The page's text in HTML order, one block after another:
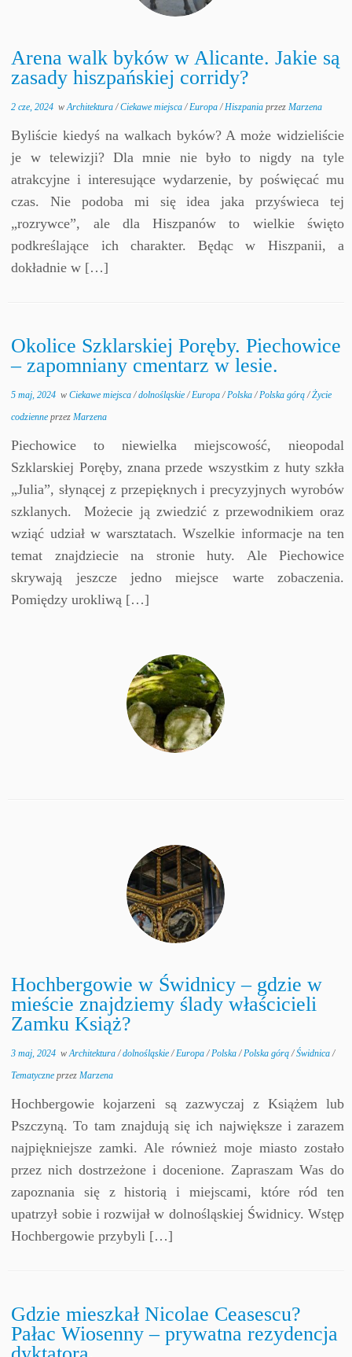
Arena walk byków w Alicante. Jakie są
zasady hiszpańskiej corridy?
2 cze, 2024 wArchitektura/Ciekawe miejsca/Europa/HiszpaniaprzezMarzena
Byliście kiedyś na walkach byków? A może widzieliście
je w telewizji? Dla mnie nie było to nigdy na tyle
atrakcyjne i interesujące wydarzenie, by poświęcać mu
czas. Nie podoba mi się idea jaka przyświeca tej
„rozrywce”, ale dla Hiszpanów to wielkie święto
podkreślające ich charakter. Będąc w Hiszpanii, a
dokładnie w […]
Okolice Szklarskiej Poręby. Piechowice
– zapomniany cmentarz w lesie.
5 maj, 2024 wCiekawe miejsca/dolnośląskie/Europa/Polska/Polska górą/Życie
codzienneprzezMarzena
Piechowice to niewielka miejscowość, nieopodal
Szklarskiej Poręby, znana przede wszystkim z huty szkła
„Julia”, słynącej z przepięknych i precyzyjnych wyrobów
szklanych. Możecie ją zwiedzić z przewodnikiem oraz
wziąć udział w warsztatach. Wszelkie informacje na ten
temat znajdziecie na stronie huty. Ale Piechowice
skrywają jeszcze jedno miejsce warte zobaczenia.
Pomiędzy urokliwą […]
Hochbergowie w Świdnicy – gdzie w
mieście znajdziemy ślady właścicieli
Zamku Książ?
3 maj, 2024 wArchitektura/dolnośląskie/Europa/Polska/Polska górą/Świdnica/
TematyczneprzezMarzena
Hochbergowie kojarzeni są zazwyczaj z Książem lub
Pszczyną. To tam znajdują się ich największe i zarazem
najpiękniejsze zamki. Ale również moje miasto zostało
przez nich dostrzeżone i docenione. Zapraszam Was do
zapoznania się z historią i miejscami, które ród ten
upatrzył sobie i rozwijał w dolnośląskiej Świdnicy. Wstęp
Hochbergowie przybyli […]
Gdzie mieszkał Nicolae Ceasescu?
Pałac Wiosenny – prywatna rezydencja